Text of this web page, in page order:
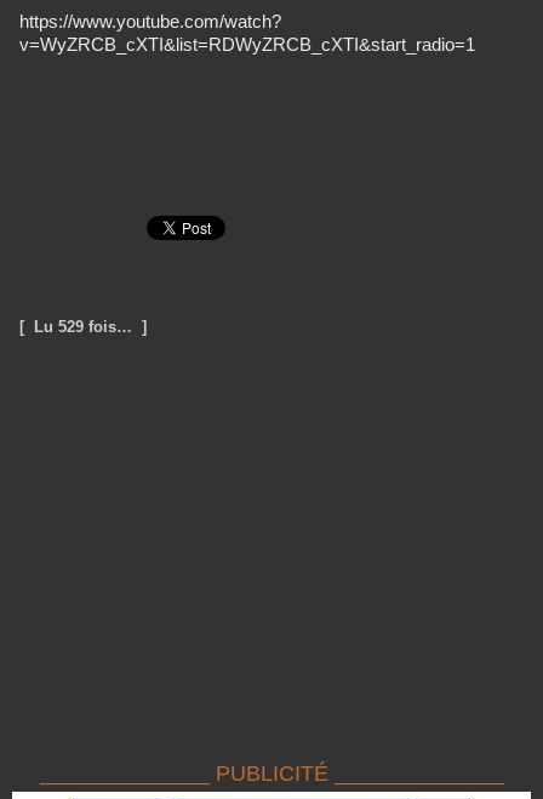
https://www.youtube.com/watch?
v=WyZRCB_cXTI&list=RDWyZRCB_cXTI&start_radio=1
[ Lu 529 fois… ]
______________ PUBLICITÉ ______________